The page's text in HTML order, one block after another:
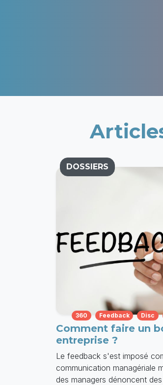
DOSSIERS
360 Feedback Disc
Comment faire un
entreprise ?
Le feedback s'est imposé
communication managériale
des managers dénoncent